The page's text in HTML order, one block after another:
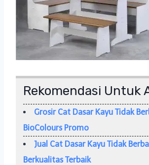
Rekomendasi Untuk
Grosir Cat Dasar Kayu Tidak
BioColours Promo
Jual Cat Dasar Kayu Tidak
Berkualitas Terbaik